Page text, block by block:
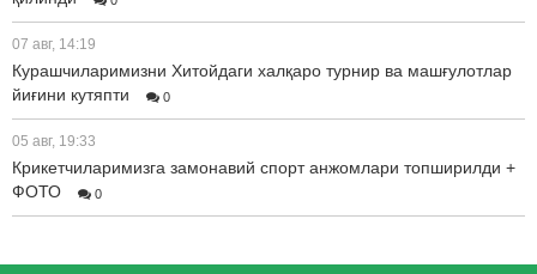
07 авг, 14:19
Курашчиларимизни Хитойдаги халқаро турнир ва машғулотлар
йиғини кутяпти
0
05 авг, 19:33
Крикетчиларимизга замонавий спорт анжомлари топширилди +
ФОТО
0